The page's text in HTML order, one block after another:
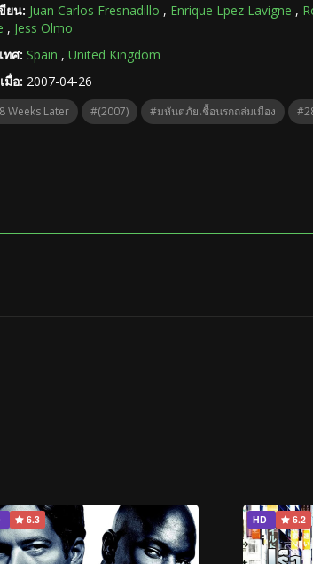
ยน: Juan Carlos Fresnadillo , Enrique Lpez Lavigne ,
, Jess Olmo
ทศ: Spain , United Kingdom
มื่อ: 2007-04-26
Weeks Later #(2007) #มหันตภัยเชื้อนรกถล่มเมือง
6.3 HD 6.2